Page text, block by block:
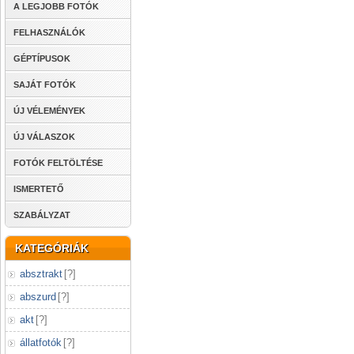
A LEGJOBB FOTÓK
FELHASZNÁLÓK
GÉPTÍPUSOK
SAJÁT FOTÓK
ÚJ VÉLEMÉNYEK
ÚJ VÁLASZOK
FOTÓK FELTÖLTÉSE
ISMERTETŐ
SZABÁLYZAT
KATEGÓRIÁK
absztrakt [?]
abszurd [?]
akt [?]
állatfotók [?]